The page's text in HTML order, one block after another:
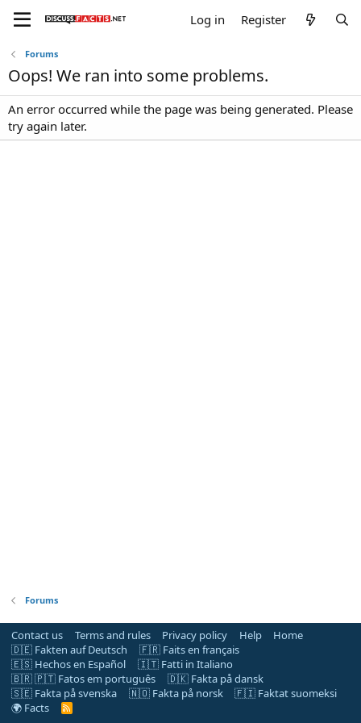
Log in Register
Forums
Oops! We ran into some problems.
An error occurred while the page was being generated. Please
try again later.
Forums
Contact us Terms and rules Privacy policy Help
Home
🇩🇪 Fakten auf Deutsch
🇫🇷 Faits en français
🇪🇸 Hechos en Español
🇮🇹 Fatti in Italiano
🇧🇷 🇵🇹 Fatos em português
🇩🇰 Fakta på dansk
🇸🇪 Fakta på svenska
🇳🇴 Fakta på norsk
🇫🇮 Faktat suomeksi
🌍 Facts
R